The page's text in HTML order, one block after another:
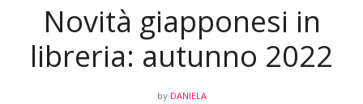
Novità giapponesi in
libreria: autunno 2022
by DANIELA